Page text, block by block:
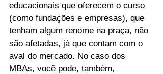
educacionais que oferecem o curso
(como fundações e empresas), que
tenham algum renome na praça, não
são afetadas, já que contam com o
aval do mercado. No caso dos
MBAs, você pode, também,